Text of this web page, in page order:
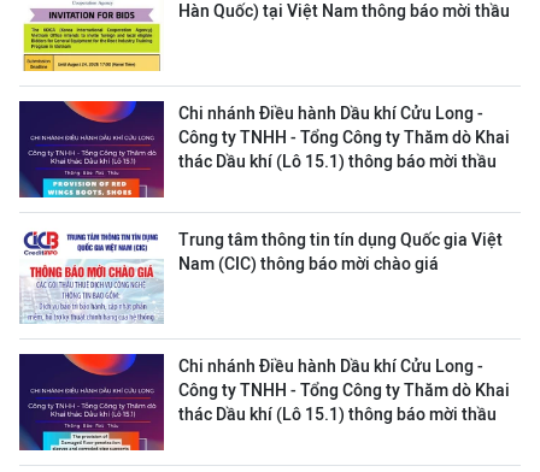
Hàn Quốc) tại Việt Nam thông báo mời thầu
Chi nhánh Điều hành Dầu khí Cửu Long -
Công ty TNHH - Tổng Công ty Thăm dò Khai
thác Dầu khí (Lô 15.1) thông báo mời thầu
Trung tâm thông tin tín dụng Quốc gia Việt
Nam (CIC) thông báo mời chào giá
Chi nhánh Điều hành Dầu khí Cửu Long -
Công ty TNHH - Tổng Công ty Thăm dò Khai
thác Dầu khí (Lô 15.1) thông báo mời thầu